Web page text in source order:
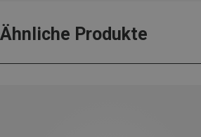
Ähnliche Produkte